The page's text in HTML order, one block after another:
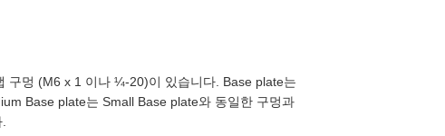
구멍 (M6 x 1 이나 ¼-20)이 있습니다. Base plate는
Base plate는 Small Base plate와 동일한 구멍과